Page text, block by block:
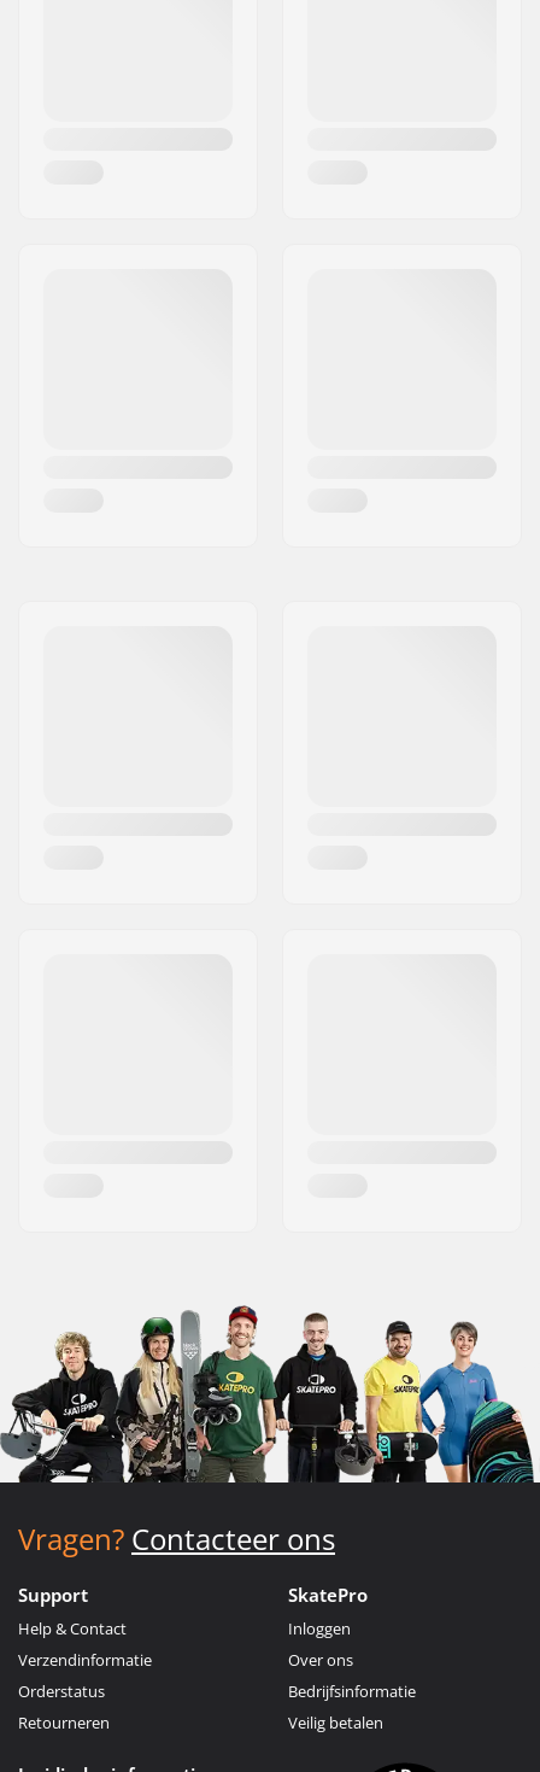
Vragen? Contacteer ons
Support
Help & Contact
Verzendinformatie
Orderstatus
Retourneren
SkatePro
Inloggen
Over ons
Bedrijfsinformatie
Veilig betalen